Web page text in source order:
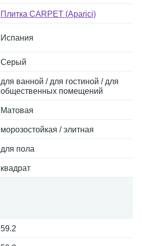
Плитка CARPET (Aparici)
Испания
Серый
для ванной / для гостиной / для
общественных помещений
Матовая
морозостойкая / элитная
для пола
квадрат
59.2